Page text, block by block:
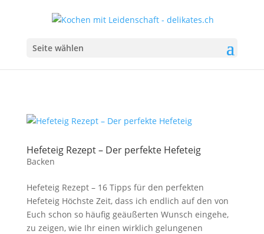
Seite wählen
Hefeteig Rezept – Der perfekte Hefeteig
Backen
Hefeteig Rezept – 16 Tipps für den perfekten
Hefeteig Höchste Zeit, dass ich endlich auf den von
Euch schon so häufig geäußerten Wunsch eingehe,
zu zeigen, wie Ihr einen wirklich gelungenen